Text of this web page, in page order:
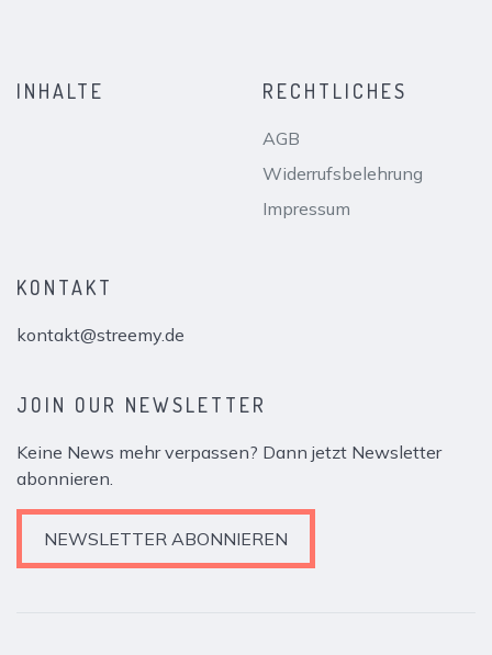
INHALTE RECHTLICHES
AGB
Widerrufsbelehrung
Impressum
KONTAKT
kontakt@streemy.de
JOIN OUR NEWSLETTER
Keine News mehr verpassen? Dann jetzt Newsletter
abonnieren.
NEWSLETTER ABONNIEREN